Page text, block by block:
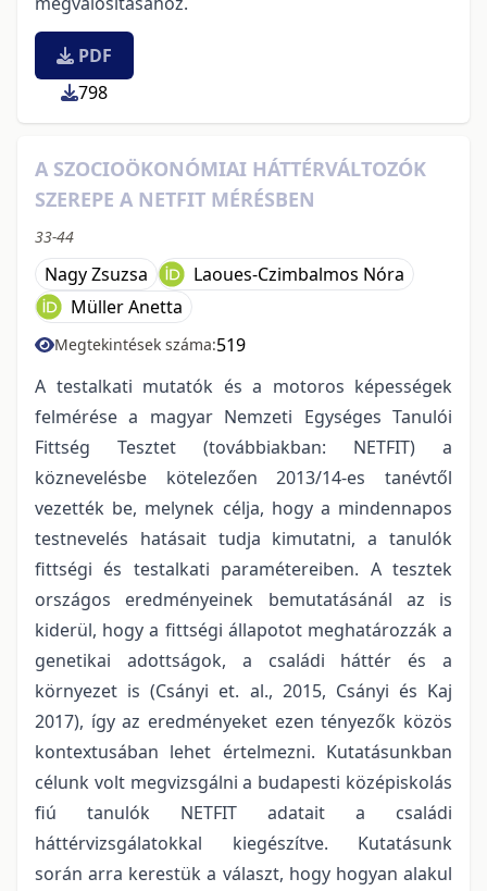
PDF
798
A SZOCIOÖKONÓMIAI HÁTTÉRVÁLTOZÓK
SZEREPE A NETFIT MÉRÉSBEN
33-44
Nagy Zsuzsa
Laoues-Czimbalmos Nóra
Müller Anetta
Megtekintések száma:519
A testalkati mutatók és a motoros képességek
felmérése a magyar Nemzeti Egységes Tanulói
Fittség Tesztet (továbbiakban: NETFIT) a
köznevelésbe kötelezően 2013/14-es tanévtől
vezették be, melynek célja, hogy a mindennapos
testnevelés hatásait tudja kimutatni, a tanulók
fittségi és testalkati paramétereiben. A tesztek
országos eredményeinek bemutatásánál az is
kiderül, hogy a fittségi állapotot meghatározzák a
genetikai adottságok, a családi háttér és a
környezet is (Csányi et. al., 2015, Csányi és Kaj
2017), így az eredményeket ezen tényezők közös
kontextusában lehet értelmezni. Kutatásunkban
célunk volt megvizsgálni a budapesti középiskolás
fiú tanulók NETFIT adatait a családi
háttérvizsgálatokkal kiegészítve. Kutatásunk
során arra kerestük a választ, hogy hogyan alakul